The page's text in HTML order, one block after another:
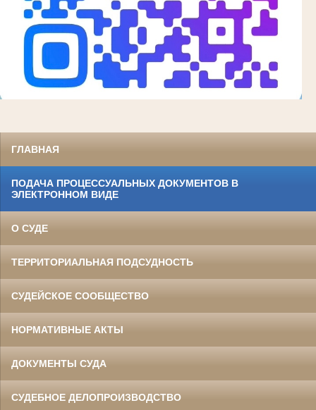
ГЛАВНАЯ
ПОДАЧА ПРОЦЕССУАЛЬНЫХ ДОКУМЕНТОВ В
ЭЛЕКТРОННОМ ВИДЕ
О СУДЕ
ТЕРРИТОРИАЛЬНАЯ ПОДСУДНОСТЬ
СУДЕЙСКОЕ СООБЩЕСТВО
НОРМАТИВНЫЕ АКТЫ
ДОКУМЕНТЫ СУДА
СУДЕБНОЕ ДЕЛОПРОИЗВОДСТВО